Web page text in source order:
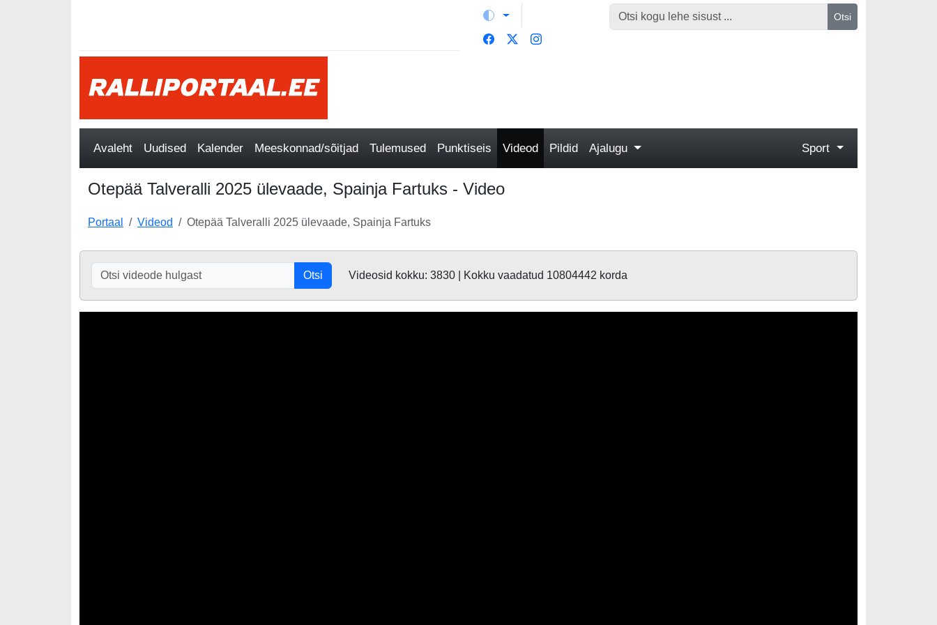
Otsi
Avaleht Uudised Kalender Meeskonnad/sõitjad Tulemused Punktiseis Videod Pildid Ajalugu Sport
Otepää Talveralli 2025 ülevaade, Spainja Fartuks - Video
Portaal Videod Otepää Talveralli 2025 ülevaade, Spainja Fartuks
Otsi Videosid kokku: 3830 | Kokku vaadatud 10804442 korda